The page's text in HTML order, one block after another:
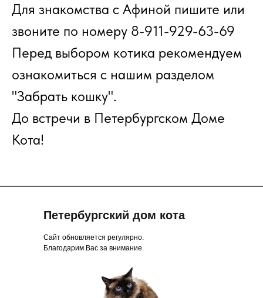
Для знакомства с Афиной пишите или
звоните по номеру 8-911-929-63-69
Перед выбором котика рекомендуем
ознакомиться с нашим разделом
"Забрать кошку".
До встречи в Петербургском Доме
Кота!
Петербургский дом кота
Сайт обновляется регулярно.
Благодарим Вас за внимание.